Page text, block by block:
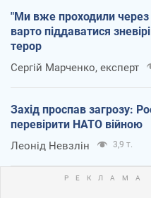
"Ми вже проходили через
варто піддаватися
терор
Сергій Марченко, експерт
Захід проспав загрозу:
перевірити НАТО війною
Леонід Невзлін 3,9 т.